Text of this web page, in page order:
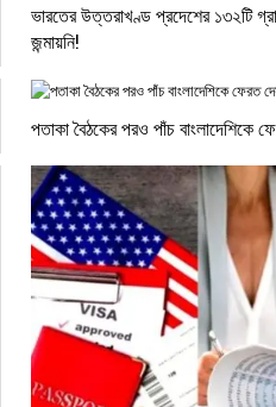
ভারতের উত্তরাখণ্ড প্রদেশের ১৩২টি
জন্মায়নি!
পতাকা বৈঠকের পরও পাঁচ বাংলাদেশিকে